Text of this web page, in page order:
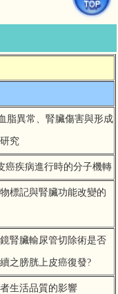
脂異常、腎臟傷害與形成
究
癌疾病進行時的分子機轉
標記與腎臟功能改變的
腎臟輸尿管切除術是否
之膀胱上皮癌復發?
生活品質的影響